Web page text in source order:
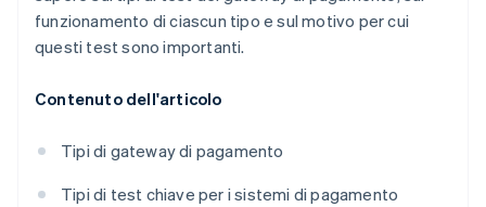
funzionamento di ciascun tipo e sul motivo per cui
questi test sono importanti.
Contenuto dell'articolo
Tipi di gateway di pagamento
Tipi di test chiave per i sistemi di pagamento